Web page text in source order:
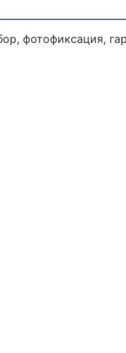
фотофиксация,